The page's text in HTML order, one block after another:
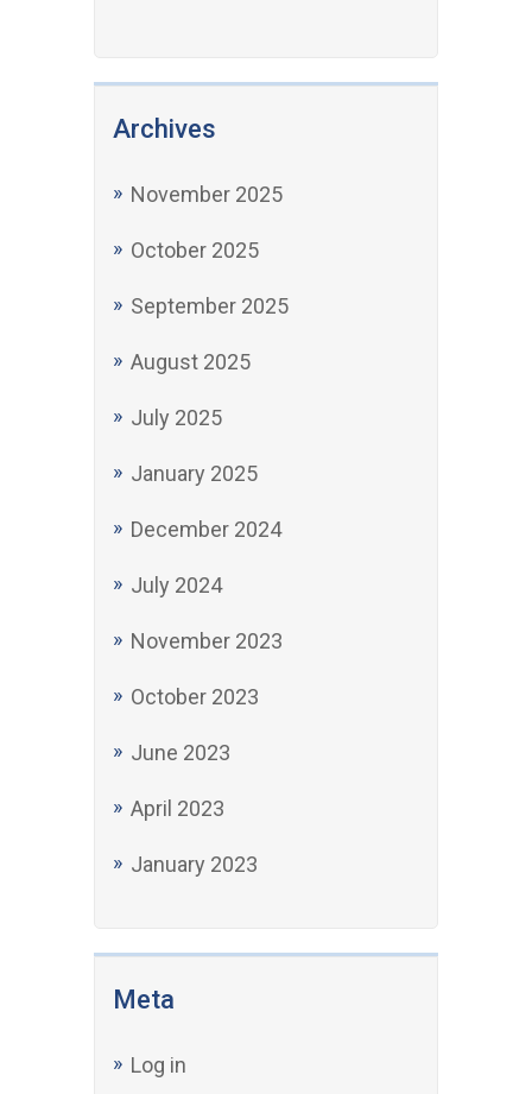
Archives
November 2025
October 2025
September 2025
August 2025
July 2025
January 2025
December 2024
July 2024
November 2023
October 2023
June 2023
April 2023
January 2023
Meta
Log in